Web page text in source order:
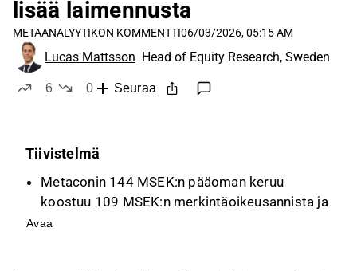
lisää laimennusta
METAANALYYTIKON KOMMENTTI06/03/2026, 05:15 AM
Lucas Mattsson Head of Equity Research, Sweden
6
0
Seuraa
Tiivistelmä
Metaconin 144 MSEK:n pääoman keruu
koostuu 109 MSEK:n merkintäoikeusannista ja
35 MSEK:n vaihtovelkakirjalainasta, mikä
Avaa